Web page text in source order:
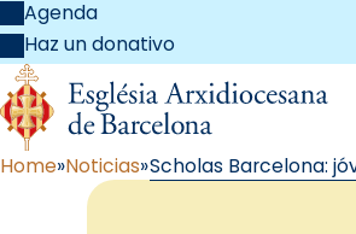
Agenda
Haz un donativo
Home Noticias Scholas Barcelona: